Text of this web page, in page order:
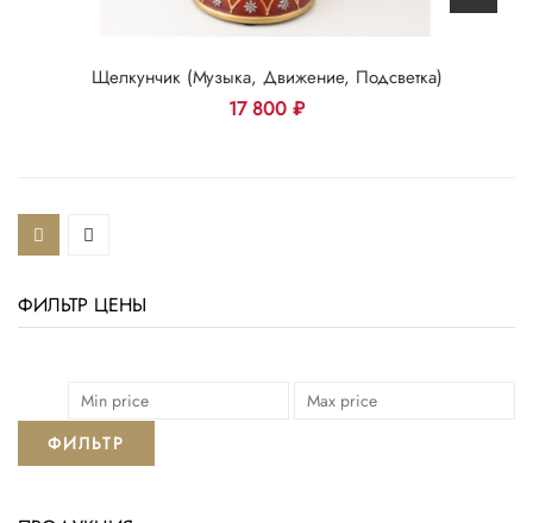
ФИЛЬТР ЦЕНЫ
ФИЛЬТР
Щелкунчик (музыка, Движение, Подсветка)
17 800 ₽